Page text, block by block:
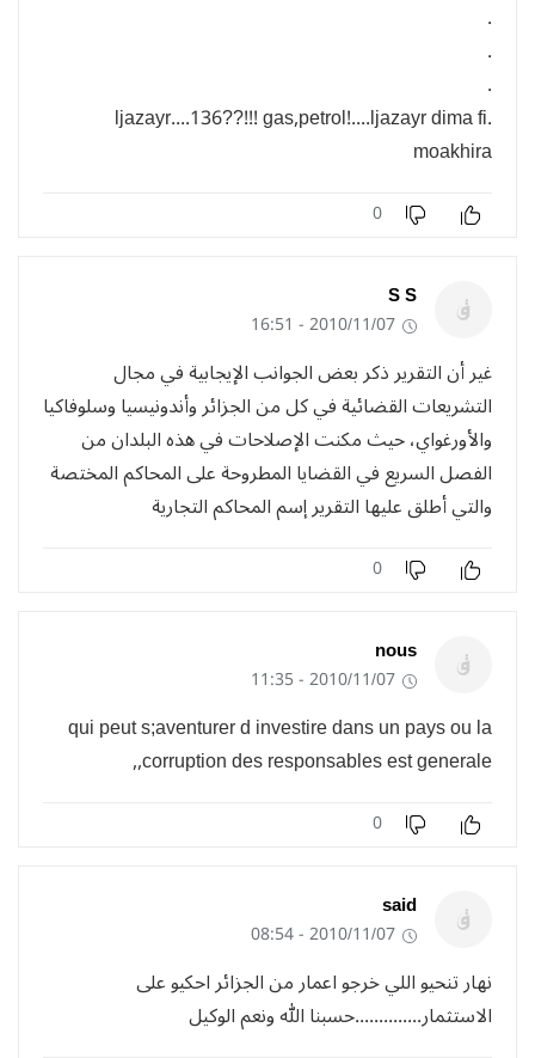
.
.
.
.ljazayr....136??!!! gas,petrol!....ljazayr dima fi
moakhira
0
S S
2010/11/07 - 16:51
غير أن التقرير ذكر بعض الجوانب الإيجابية في مجال
التشريعات القضائية في كل من الجزائر وأندونيسيا وسلوفاكيا
والأورغواي، حيث مكنت الإصلاحات في هذه البلدان من
الفصل السريع في القضايا المطروحة على المحاكم المختصة
والتي أطلق عليها التقرير إسم المحاكم التجارية
0
nous
2010/11/07 - 11:35
qui peut s;aventurer d investire dans un pays ou la
corruption des responsables est generale,,
0
said
2010/11/07 - 08:54
نهار تنحيو اللي خرجو اعمار من الجزائر احكيو على
الاستثمار..............حسبنا الله ونعم الوكيل